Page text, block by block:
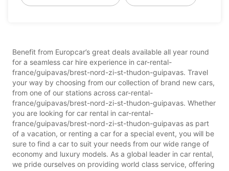
Benefit from Europcar’s great deals available all year round
for a seamless car hire experience in car-rental-
france/guipavas/brest-nord-zi-st-thudon-guipavas. Travel
your way by choosing from our collection of brand new cars,
from one of our stations across car-rental-
france/guipavas/brest-nord-zi-st-thudon-guipavas. Whether
you are looking for car rental in car-rental-
france/guipavas/brest-nord-zi-st-thudon-guipavas as part
of a vacation, or renting a car for a special event, you will be
sure to find a car to suit your needs from our wide range of
economy and luxury models. As a global leader in car rental,
we pride ourselves on providing world class service, offering